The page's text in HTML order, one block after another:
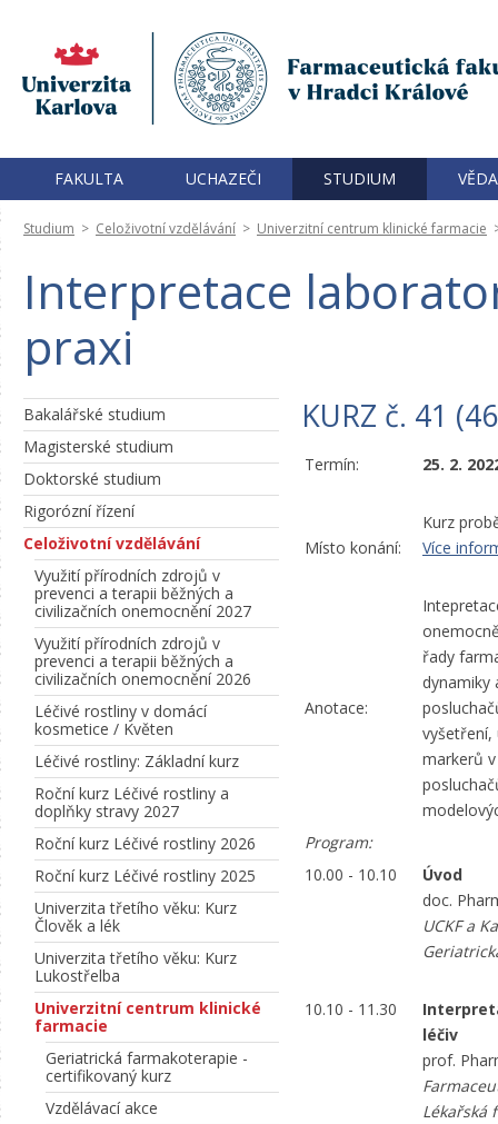
FAKULTA UCHAZEČI STUDIUM
Studium > Celoživotní vzdělávání > Univerzitní centrum klinické farmacie
Interpretace
praxi
Bakalářské studium
Magisterské studium
Doktorské studium
Rigorózní řízení
Celoživotní vzdělávání
Využití přírodních zdrojů v
prevenci a terapii běžných a
civilizačních onemocnění 2027
Využití přírodních zdrojů v
prevenci a terapii běžných a
civilizačních onemocnění 2026
Léčivé rostliny v domácí
kosmetice / Květen
Léčivé rostliny: Základní kurz
Roční kurz Léčivé rostliny a
doplňky stravy 2027
Roční kurz Léčivé rostliny 2026
Roční kurz Léčivé rostliny 2025
Univerzita třetího věku: Kurz
Člověk a lék
Univerzita třetího věku: Kurz
Lukostřelba
Univerzitní centrum klinické
farmacie
Geriatrická farmakoterapie -
certifikovaný kurz
Vzdělávací akce
KURZ č. 41
Termín: 25. 2.
Místo konání:
Kurz
Více
Anotace:
řady
dynamiky
vyšetření,
markerů
Program:
10.00 - 10.10
Úvod
doc.
UCKF a
10.10 - 11.30
léčiv
prof.
Lékařská